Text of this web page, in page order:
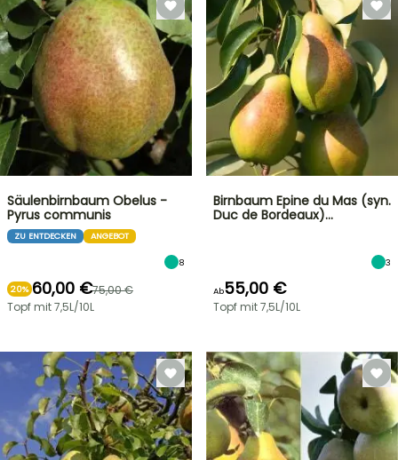
Säulenbirnbaum Obelus -
Pyrus communis
ZU ENTDECKEN ANGEBOT
8
20% 60,00 €75,00 €
Topf mit 7,5L/10L
Birnbaum Epine du Mas (syn.
Duc de Bordeaux)…
3
Ab55,00 €
Topf mit 7,5L/10L